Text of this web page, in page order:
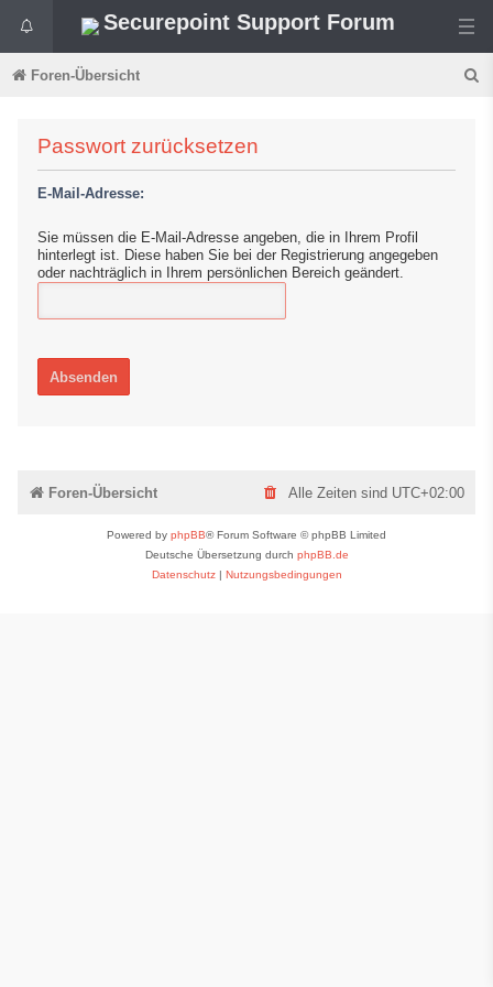
Securepoint Support Forum
Foren-Übersicht
Passwort zurücksetzen
E-Mail-Adresse:
Sie müssen die E-Mail-Adresse angeben, die in Ihrem Profil
hinterlegt ist. Diese haben Sie bei der Registrierung angegeben
oder nachträglich in Ihrem persönlichen Bereich geändert.
Foren-Übersicht Alle Zeiten sind UTC+02:00
Powered by phpBB® Forum Software © phpBB Limited
Deutsche Übersetzung durch phpBB.de
Datenschutz| Nutzungsbedingungen